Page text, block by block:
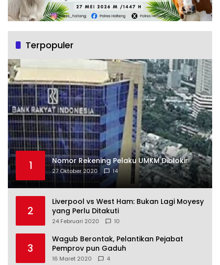
Terpopuler
1 Nomor Rekening Pelaku UMKM Diblokir
27 Oktober 2020 14
2
Liverpool vs West Ham: Bukan Lagi Moyesy
yang Perlu Ditakuti
24 Februari 2020 10
3
Wagub Berontak, Pelantikan Pejabat
Pemprov pun Gaduh
16 Maret 2020 4